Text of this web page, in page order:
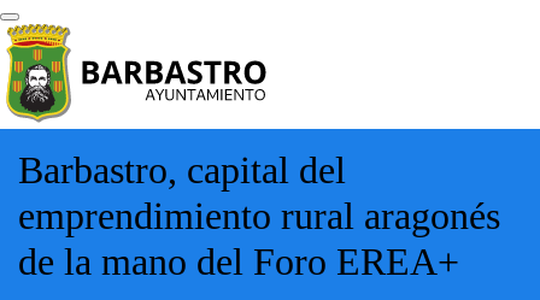
Barbastro, capital del
emprendimiento rural aragonés
de la mano del Foro EREA+